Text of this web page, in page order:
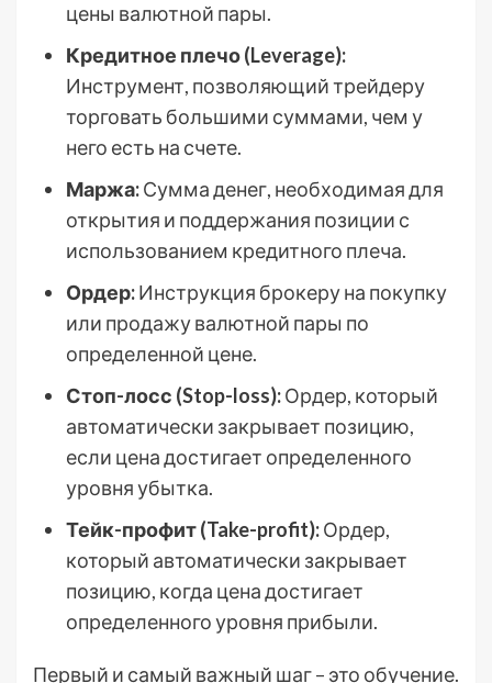
цены валютной пары.
Кредитное плечо (Leverage):
Инструмент, позволяющий трейдеру
торговать большими суммами, чем у
него есть на счете.
Маржа:Сумма денег, необходимая для
открытия и поддержания позиции с
использованием кредитного плеча.
Ордер:Инструкция брокеру на покупку
или продажу валютной пары по
определенной цене.
Стоп-лосс (Stop-loss):Ордер, который
автоматически закрывает позицию,
если цена достигает определенного
уровня убытка.
Тейк-профит (Take-profit):Ордер,
который автоматически закрывает
позицию, когда цена достигает
определенного уровня прибыли.
Первый и самый важный шаг – это обучение.